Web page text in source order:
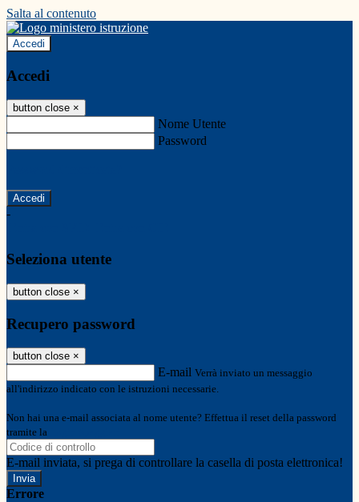
Salta al contenuto
Accedi
Accedi
button close ×
Nome Utente
Password
-
Seleziona utente
button close ×
Recupero password
button close ×
E-mail Verrà inviato un messaggio
all'indirizzo indicato con le istruzioni necessarie.
Non hai una e-mail associata al nome utente? Effettua il reset della password
tramite la
E-mail inviata, si prega di controllare la casella di posta elettronica!
Errore